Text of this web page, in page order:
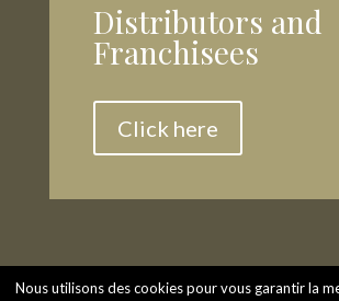
Distributors and
Franchisees
Click here
Nous utilisons des cookies pour vous garantir la